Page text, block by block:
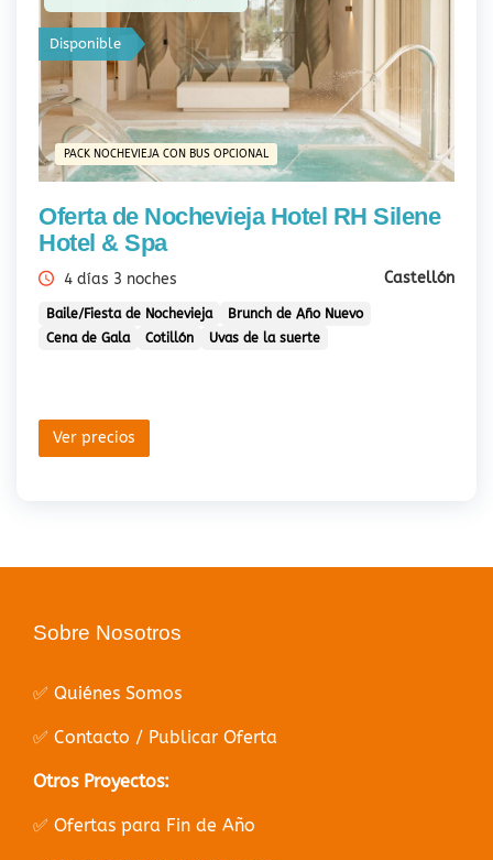
PACK NOCHEVIEJA CON BUS OPCIONAL
Disponible
Oferta de Nochevieja Hotel RH Silene
Hotel & Spa
4 días 3 noches Castellón
Baile/Fiesta de Nochevieja
Brunch de Año Nuevo
Cena de Gala
Cotillón Uvas de la suerte
Ver precios
Sobre Nosotros
✅ Quiénes Somos
✅ Contacto / Publicar Oferta
Otros Proyectos:
✅ Ofertas para Fin de Año